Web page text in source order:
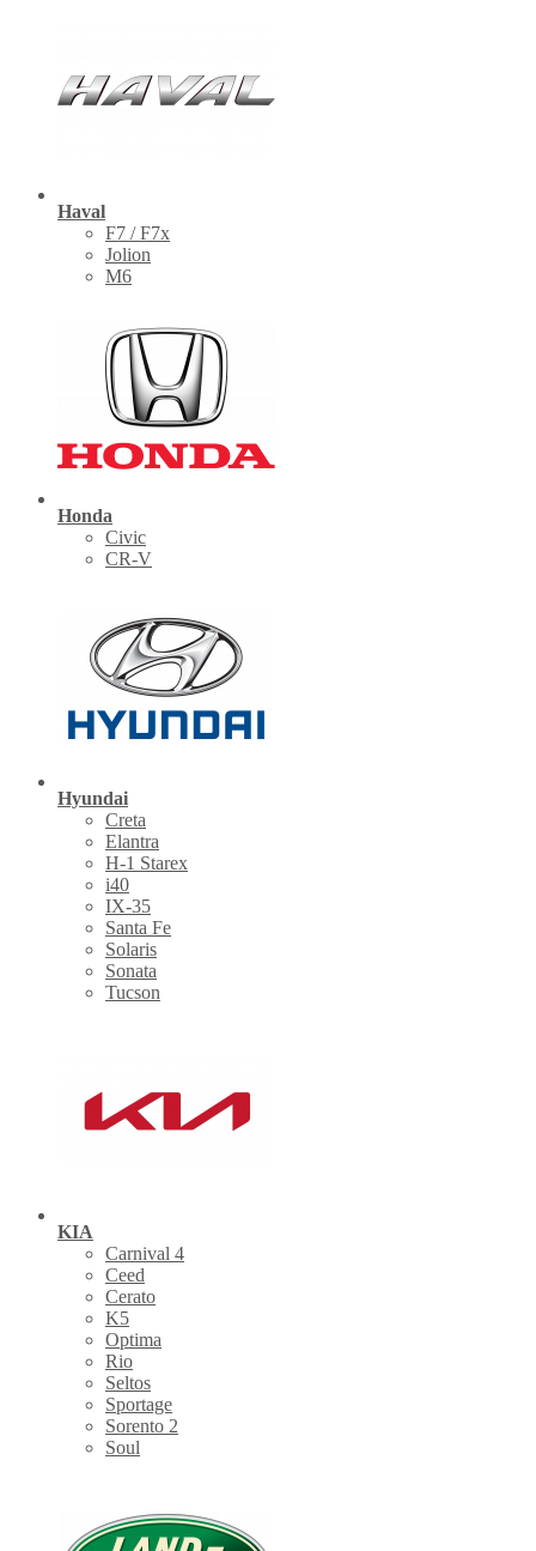
Haval
F7 / F7x
Jolion
M6
Honda
Civic
CR-V
Hyundai
Creta
Elantra
H-1 Starex
i40
IX-35
Santa Fe
Solaris
Sonata
Tucson
KIA
Carnival 4
Ceed
Cerato
K5
Optima
Rio
Seltos
Sportage
Sorento 2
Soul